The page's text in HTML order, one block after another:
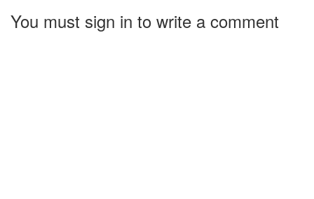
You must sign in to write a comment